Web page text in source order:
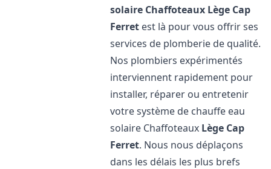
solaire Chaffoteaux Lège Cap
Ferret est là pour vous offrir ses
services de plomberie de qualité.
Nos plombiers expérimentés
interviennent rapidement pour
installer, réparer ou entretenir
votre système de chauffe eau
solaire Chaffoteaux Lège Cap
Ferret. Nous nous déplaçons
dans les délais les plus brefs